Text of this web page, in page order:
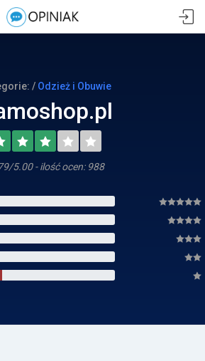
/ Odzież i Obuwie
5.00 - ilość ocen: 988